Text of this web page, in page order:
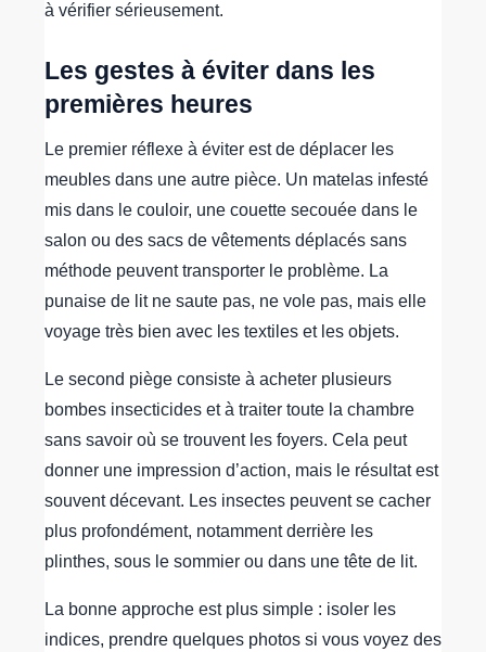
à vérifier sérieusement.
Les gestes à éviter dans les
premières heures
Le premier réflexe à éviter est de déplacer les
meubles dans une autre pièce. Un matelas infesté
mis dans le couloir, une couette secouée dans le
salon ou des sacs de vêtements déplacés sans
méthode peuvent transporter le problème. La
punaise de lit ne saute pas, ne vole pas, mais elle
voyage très bien avec les textiles et les objets.
Le second piège consiste à acheter plusieurs
bombes insecticides et à traiter toute la chambre
sans savoir où se trouvent les foyers. Cela peut
donner une impression d’action, mais le résultat est
souvent décevant. Les insectes peuvent se cacher
plus profondément, notamment derrière les
plinthes, sous le sommier ou dans une tête de lit.
La bonne approche est plus simple : isoler les
indices, prendre quelques photos si vous voyez des